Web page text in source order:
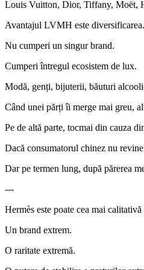
Louis Vuitton, Dior, Tiffany, Moët,
Avantajul LVMH este diversificarea.
Nu cumperi un singur brand.
Cumperi întregul ecosistem de lux.
Modă, genți, bijuterii, băuturi
Când unei părți îi merge mai greu,
Pe de altă parte, tocmai din cauza
Dacă consumatorul chinez nu
Dar pe termen lung, după părerea
---
Hermès este poate cea mai
Un brand extrem.
O raritate extremă.